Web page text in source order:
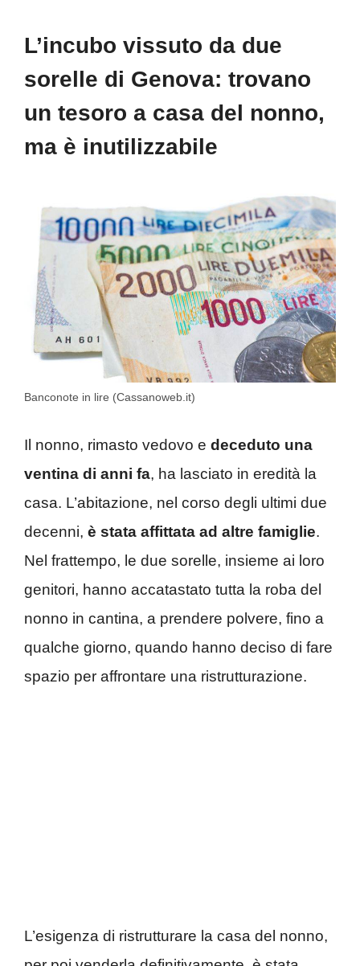
L’incubo vissuto da due
sorelle di Genova: trovano
un tesoro a casa del nonno,
ma è inutilizzabile
Banconote in lire (Cassanoweb.it)
Il nonno, rimasto vedovo e deceduto una
ventina di anni fa, ha lasciato in eredità la
casa. L’abitazione, nel corso degli ultimi due
decenni, è stata affittata ad altre famiglie.
Nel frattempo, le due sorelle, insieme ai loro
genitori, hanno accatastato tutta la roba del
nonno in cantina, a prendere polvere, fino a
qualche giorno, quando hanno deciso di fare
spazio per affrontare una ristrutturazione.
L’esigenza di ristrutturare la casa del nonno,